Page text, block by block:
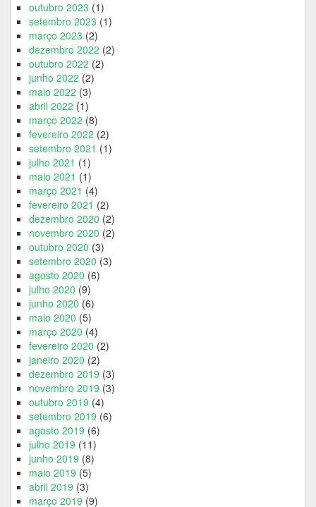
outubro 2023 (1)
setembro 2023 (1)
março 2023 (2)
dezembro 2022 (2)
outubro 2022 (2)
junho 2022 (2)
maio 2022 (3)
abril 2022 (1)
março 2022 (8)
fevereiro 2022 (2)
setembro 2021 (1)
julho 2021 (1)
maio 2021 (1)
março 2021 (4)
fevereiro 2021 (2)
dezembro 2020 (2)
novembro 2020 (2)
outubro 2020 (3)
setembro 2020 (3)
agosto 2020 (6)
julho 2020 (9)
junho 2020 (6)
maio 2020 (5)
março 2020 (4)
fevereiro 2020 (2)
janeiro 2020 (2)
dezembro 2019 (3)
novembro 2019 (3)
outubro 2019 (4)
setembro 2019 (6)
agosto 2019 (6)
julho 2019 (11)
junho 2019 (8)
maio 2019 (5)
abril 2019 (3)
março 2019 (9)